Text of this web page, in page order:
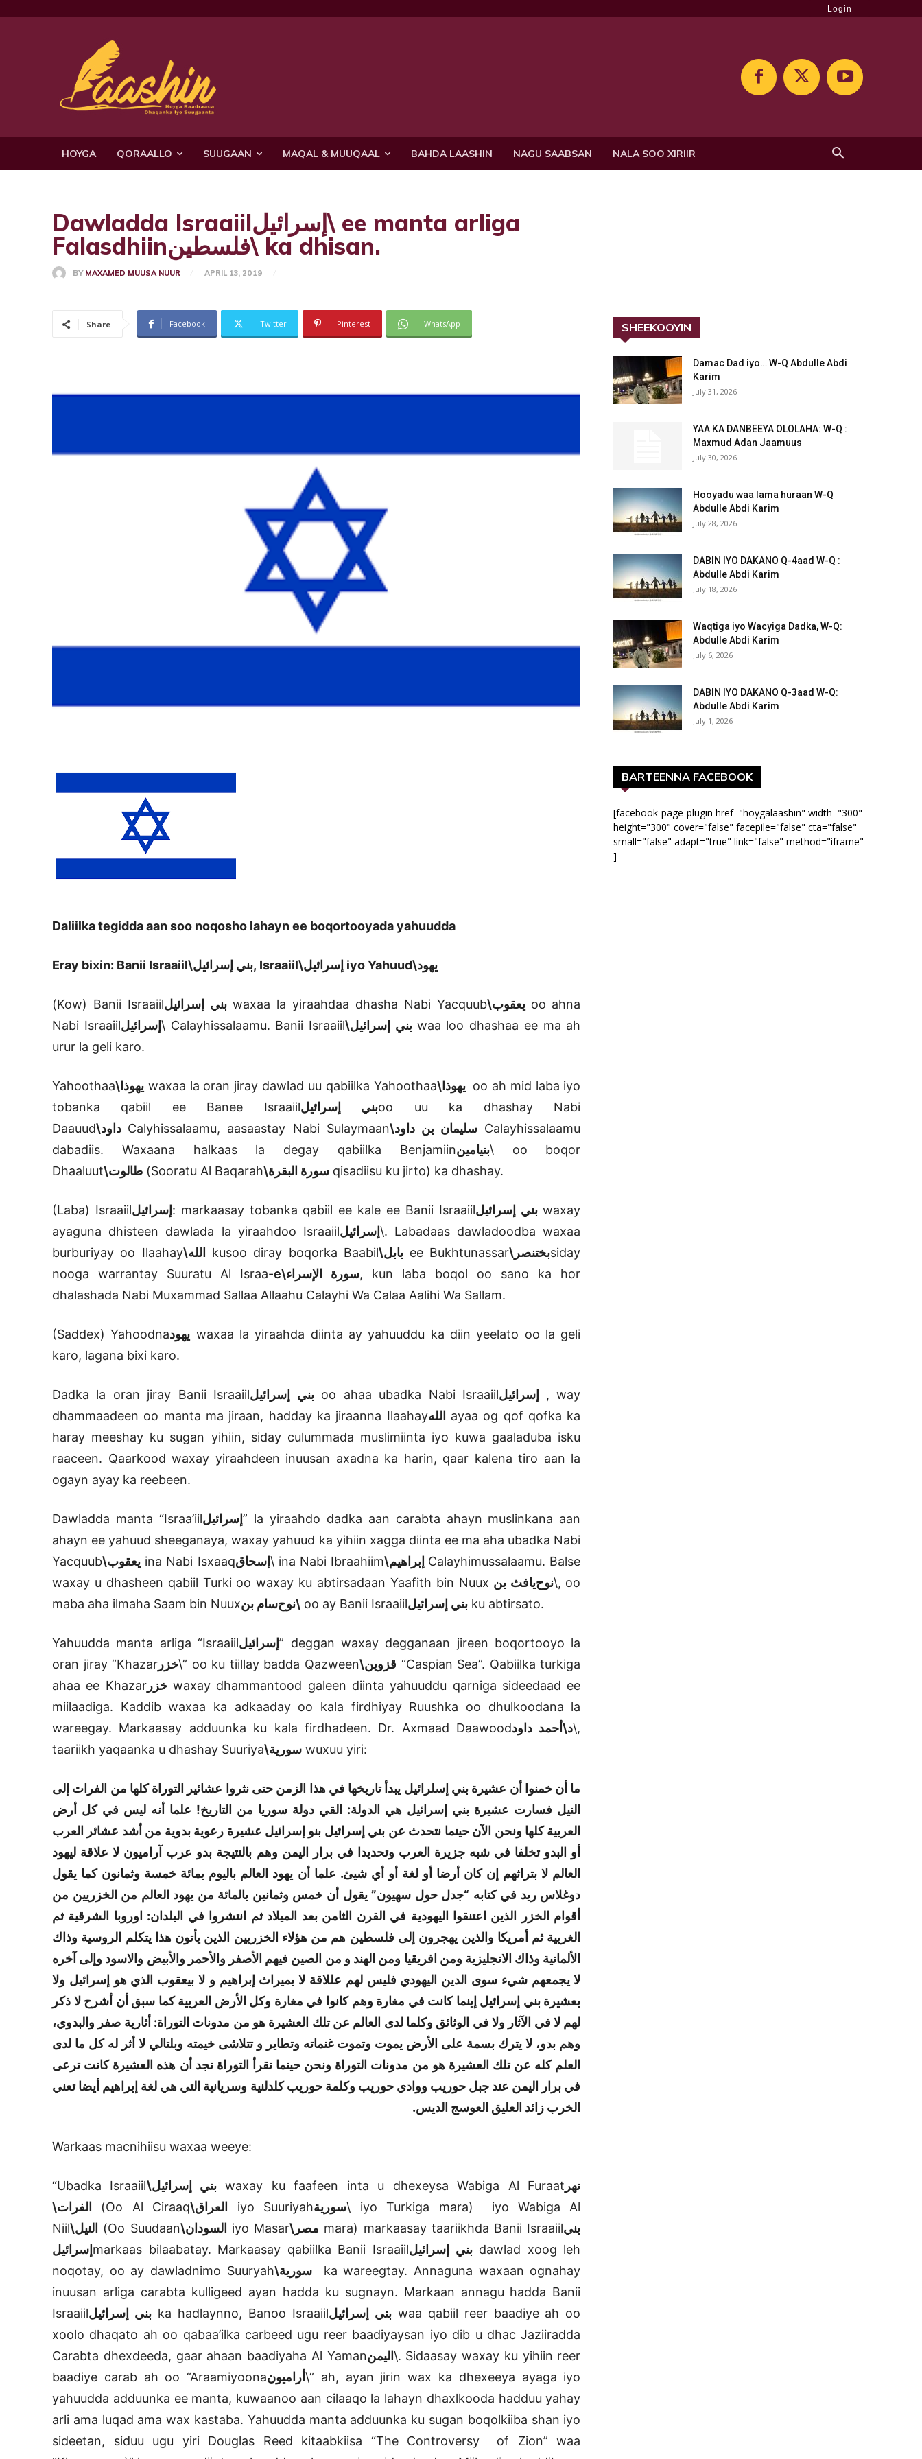
Login
HOYGA QORAALLO SUUGAAN MAQAL & MUUQAAL BAHDA LAASHIN NAGU SAABSAN NALA SOO XIRIIR
Dawladda Israaiilإسرائيل\ ee manta arliga
Falasdhiinفلسطين\ ka dhisan.
BY MAXAMED MUUSA NUUR APRIL 13, 2019
Share Facebook Twitter Pinterest WhatsApp
Daliilka tegidda aan soo noqosho lahayn ee boqortooyada yahuudda
Eray bixin: Banii Israaiilبني إسرائيل\, Israaiilإسرائيل\ iyo Yahuudيهود\
(Kow) Banii Israaiilبني إسرائيلwaxaa la yiraahdaa dhasha Nabi Yacquubيعقوب\ oo ahna
Nabi Israaiilإسرائيل\ Calayhissalaamu. Banii Israaiilبني إسرائيل\ waa loo dhashaa ee ma ah
urur la geli karo.
Yahoothaaيهوذا\ waxaa la oran jiray dawlad uu qabiilka Yahoothaaيهوذا\ oo ah mid laba iyo
tobanka qabiil ee Banee Israaiilبني إسرائيلoo uu ka dhashay Nabi
Daauudداود\ Calyhissalaamu, aasaastay Nabi Sulaymaanسليمان بن داود\ Calayhissalaamu
dabadiis. Waxaana halkaas la degay qabiilka Benjamiinبنيامين\ oo boqor
Dhaaluutطالوت\ (Sooratu Al Baqarahسورة البقرة\ qisadiisu ku jirto) ka dhashay.
(Laba) Israaiilإسرائيل: markaasay tobanka qabiil ee kale ee Banii Israaiilبني إسرائيلwaxay
ayaguna dhisteen dawlada la yiraahdoo Israaiilإسرائيل\. Labadaas dawladoodba waxaa
burburiyay oo Ilaahayالله\ kusoo diray boqorka Baabilبابل\ee Bukhtunassarبختنصر\siday
nooga warrantay Suuratu Al Israa-eسورة الإسراء\, kun laba boqol oo sano ka hor
dhalashada Nabi Muxammad Sallaa Allaahu Calayhi Wa Calaa Aalihi Wa Sallam.
(Saddex) Yahoodnaيهود waxaa la yiraahda diinta ay yahuuddu ka diin yeelato oo la geli
karo, lagana bixi karo.
Dadka la oran jiray Banii Israaiilبني إسرائيلoo ahaa ubadka Nabi Israaiilإسرائيل
, way
dhammaadeen oo manta ma jiraan, hadday ka jiraanna Ilaahayالله ayaa og qof qofka ka
haray meeshay ku sugan yihiin, siday culummada muslimiinta iyo kuwa gaaladuba isku
raaceen. Qaarkood waxay yiraahdeen inuusan axadna ka harin, qaar kalena tiro aan la
ogayn ayay ka reebeen.
Dawladda manta “Israa’iilإسرائيل” la yiraahdo dadka aan carabta ahayn muslinkana aan
ahayn ee yahuud sheeganaya, waxay yahuud ka yihiin xagga diinta ee ma aha ubadka Nabi
Yacquubيعقوب\ ina Nabi Isxaaqإسحاق\ ina Nabi Ibraahiimإبراهيم\ Calayhimussalaamu. Balse
waxay u dhasheen qabiil Turki oo waxay ku abtirsadaan Yaafith bin Nuux يافث بننوح\, oo
maba aha ilmaha Saam bin Nuuxسام بننوح\ oo ay Banii Israaiilبني إسرائيل ku abtirsato.
Yahuudda manta arliga “Israaiilإسرائيل” deggan waxay degganaan jireen boqortooyo la
oran jiray “Khazar خزر\” oo ku tiillay badda Qazweenقزوين\ “Caspian Sea”. Qabiilka turkiga
ahaa ee Khazarخزرwaxay dhammantood galeen diinta yahuuddu qarniga sideedaad ee
miilaadiga. Kaddib waxaa ka adkaaday oo kala firdhiyay Ruushka oo dhulkoodana la
wareegay. Markaasay adduunka ku kala firdhadeen. Dr. Axmaad Daawoodد\أحمد داود\,
taariikh yaqaanka u dhashay Suuriyaسورية\ wuxuu yiri:
ما أن خمنوا أن عشيرة بني إسلرائيل يبدأ تاريخها في هذا الزمن حتى نثروا عشائير التوراة كلها من الفرات إلى
النيل فسارت عشيرة بني إسرائيل هي الدولة: القي دولة سوريا من التاريخ! علما أنه ليس في كل أرض
العربية كلها ونحن الآن حينما نتحدث عن بني إسرائيل بنو إسرائيل عشيرة رعوية بدوية من أشد عشائر العرب
أو البدو تخلفا في شبه جزيرة العرب وتحديدا في برار اليمن وهم بالنتيجة بدو عرب آراميون لا علاقة ليهود
العالم لا بتراثهم إن كان أرضا أو لغة أو أي شيئ. علما أن يهود العالم باليوم بمائة خمسة وثمانون كما يقول
دوغلاس ريد في كتابه “جدل حول سهيون” يقول أن خمس وثمانين بالمائة من يهود العالم من الخزريين من
أقوام الخزر الذين اعتنقوا اليهودية في القرن الثامن بعد الميلاد ثم انتشروا في البلدان: اوروبا الشرقية ثم
الغربية ثم أمريكا والذين يهجرون إلى فلسطين هم من هؤلاء الخزريين الذين يأتون هذا يتكلم الروسية وذاك
الألمانية وذاك الانجليزية ومن افريقيا ومن الهند و من الصين فيهم الأصفر والأحمر والأبيض والاسود وإلى آخره
لا يجمعهم شيء سوى الدين اليهودي فليس لهم عللاقة لا بميراث إبراهيم و لا بيعقوب الذي هو إسرائيل ولا
بعشيرة بني إسرائيل إينما كانت في مغارة وهم كانوا في مغارة وكل الأرض العربية كما سبق أن أشرح لا ذكر
لهم لا في الآثار ولا في الوثائق وكلما لدى العالم عن تلك العشيرة هو من مدونات التوراة: أثارية صفر والبدوي،
وهم بدو، لا يترك بسمة على الأرض يموت وتموت غنماته وتطاير و تتلاشى خيمته وبلتالي لا أثر له كل ما لدى
العلم كله عن تلك العشيرة هو من مدونات التوراة ونحن حينما نقرأ التوراة نجد أن هذه العشيرة كانت ترعى
في برار اليمن عند جبل حوريب ووادي حوريب وكلمة حوريب كلدلنية وسريانية التي هي لغة إبراهيم أيضا تعني
الخرب زائد العليق العوسج الديس.
Warkaas macnihiisu waxaa weeye:
“Ubadka Israaiilبني إسرائيل\ waxay ku faafeen inta u dhexeysa Wabiga Al Furaat نهر
الفرات\ (Oo Al Ciraaqالعراق\ iyo Suuriyahسورية\ iyo Turkiga mara) iyo Wabiga Al
Niilالنيل\ (Oo Suudaanالسودان\ iyo Masarمصر\ mara) markaasay taariikhda Banii Israaiilبني
إسرائيلmarkaas bilaabatay. Markaasay qabiilka Banii Israaiilبني إسرائيلdawlad xoog leh
noqotay, oo ay dawladnimo Suuryahسورية\
ka wareegtay. Annaguna waxaan ognahay
inuusan arliga carabta kulligeed ayan hadda ku sugnayn. Markaan annagu hadda Banii
Israaiilبني إسرائيلka hadlaynno, Banoo Israaiilبني إسرائيلwaa qabiil reer baadiye ah oo
xoolo dhaqato ah oo qabaa’ilka carbeed ugu reer baadiyaysan iyo dib u dhac Jaziiradda
Carabta dhexdeeda, gaar ahaan baadiyaha Al Yamanاليمن\. Sidaasay waxay ku yihiin reer
baadiye carab ah oo “Araamiyoonaأراميون\” ah, ayan jirin wax ka dhexeeya ayaga iyo
yahuudda adduunka ee manta, kuwaanoo aan cilaaqo la lahayn dhaxlkooda hadduu yahay
arli ama luqad ama wax kastaba. Yahuudda manta adduunka ku sugan boqolkiiba shan iyo
sideetan, siduu ugu yiri Douglas Reed kitaabkiisa “The Controversy of Zion” waa
SHEEKOOYIN
Damac Dad iyo… W-Q Abdulle Abdi
Karim
July 31, 2026
YAA KA DANBEEYA OLOLAHA: W-Q :
Maxmud Adan Jaamuus
July 30, 2026
Hooyadu waa lama huraan W-Q
Abdulle Abdi Karim
July 28, 2026
DABIN IYO DAKANO Q-4aad W-Q :
Abdulle Abdi Karim
July 18, 2026
Waqtiga iyo Wacyiga Dadka, W-Q:
Abdulle Abdi Karim
July 6, 2026
DABIN IYO DAKANO Q-3aad W-Q:
Abdulle Abdi Karim
July 1, 2026
BARTEENNA FACEBOOK
[facebook-page-plugin href="hoygalaashin" width="300"
height="300" cover="false" facepile="false" cta="false"
small="false" adapt="true" link="false" method="iframe"
]